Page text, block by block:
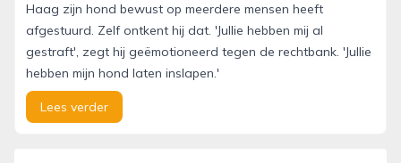
Haag zijn hond bewust op meerdere mensen heeft
afgestuurd. Zelf ontkent hij dat. 'Jullie hebben mij al
gestraft', zegt hij geëmotioneerd tegen de rechtbank. 'Jullie
hebben mijn hond laten inslapen.'
Lees verder